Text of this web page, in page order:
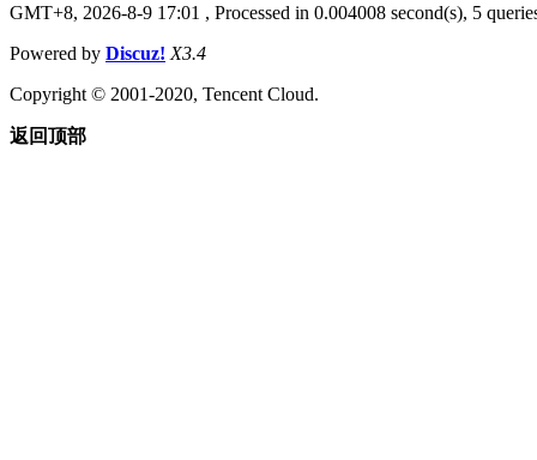
GMT+8, 2026-8-9 17:01 , Processed in 0.004008 second(s), 5
Powered by Discuz! X3.4
Copyright © 2001-2020, Tencent Cloud.
返回顶部